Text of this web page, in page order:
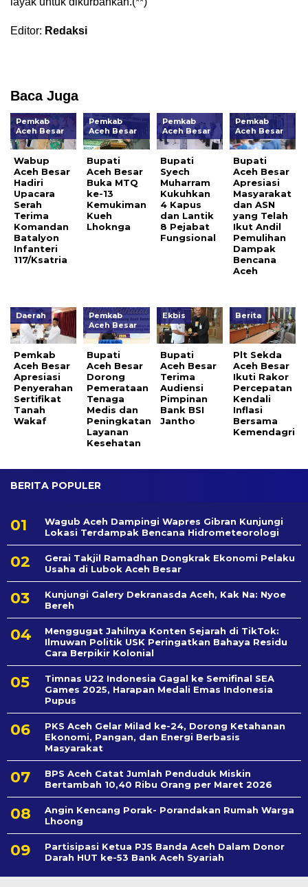
Editor: Redaksi
Baca Juga
Pemkab
Aceh Besar
Wabup
Aceh Besar
Hadiri
Upacara
Serah
Terima
Komandan
Batalyon
Infanteri
117/Ksatria
Pemkab
Aceh Besar
Bupati
Aceh Besar
Buka MTQ
ke-13
Kemukiman
Kueh
Lhoknga
Pemkab
Aceh Besar
Bupati
Syech
Muharram
Kukuhkan
4 Kapus
dan Lantik
8 Pejabat
Fungsional
Pemkab
Aceh Besar
Bupati
Aceh Besar
Apresiasi
Masyarakat
dan ASN
yang Telah
Ikut Andil
Pemulihan
Dampak
Bencana
Aceh
Daerah
Pemkab
Aceh Besar
Apresiasi
Penyerahan
Sertifikat
Tanah
Wakaf
Pemkab
Aceh Besar
Bupati
Aceh Besar
Dorong
Pemerataan
Tenaga
Medis dan
Peningkatan
Layanan
Kesehatan
Ekbis
Bupati
Aceh Besar
Terima
Audiensi
Pimpinan
Bank BSI
Jantho
Berita
Plt Sekda
Aceh Besar
Ikuti Rakor
Percepatan
Kendali
Inflasi
Bersama
Kemendagri
BERITA POPULER
Wagub Aceh Dampingi Wapres Gibran Kunjungi
Lokasi Terdampak Bencana Hidrometeorologi
Gerai Takjil Ramadhan Dongkrak Ekonomi Pelaku
Usaha di Lubok Aceh Besar
Kunjungi Galery Dekranasda Aceh, Kak Na: Nyoe
Bereh
Menggugat Jahilnya Konten Sejarah di TikTok:
Ilmuwan Politik USK Peringatkan Bahaya Residu
Cara Berpikir Kolonial
Timnas U22 Indonesia Gagal ke Semifinal SEA
Games 2025, Harapan Medali Emas Indonesia
Pupus
PKS Aceh Gelar Milad ke-24, Dorong Ketahanan
Ekonomi, Pangan, dan Energi Berbasis
Masyarakat
BPS Aceh Catat Jumlah Penduduk Miskin
Bertambah 10,40 Ribu Orang per Maret 2026
Angin Kencang Porak- Porandakan Rumah Warga
Lhoong
Partisipasi Ketua PJS Banda Aceh Dalam Donor
Darah HUT ke-53 Bank Aceh Syariah